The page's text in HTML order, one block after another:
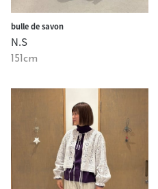
bulle de savon
N.S
151cm